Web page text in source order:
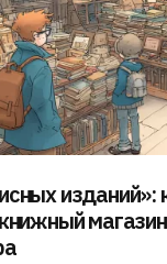
изданий»: